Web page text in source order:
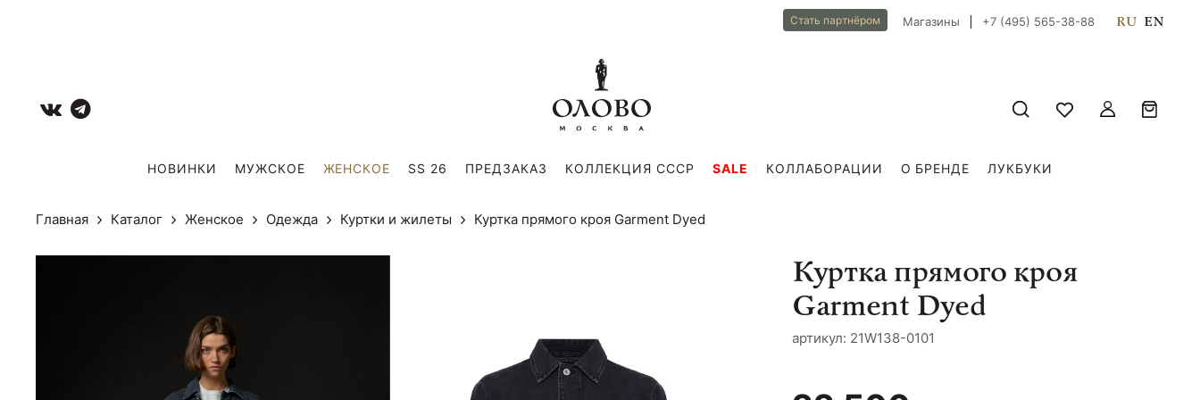
Стать партнёром Магазины +7 (495) 565-38-88 RU EN
НОВИНКИ МУЖCКОЕ ЖЕНСКОЕ SS 26 ПРЕДЗАКАЗ КОЛЛЕКЦИЯ СССР SALE КОЛЛАБОРАЦИИ О БРЕНДЕ ЛУКБУКИ
Главная Каталог Женское Одежда Куртки и жилеты Куртка прямого кроя Garment Dyed
Куртка прямого кроя
Garment Dyed
aртикул: 21W138-0101